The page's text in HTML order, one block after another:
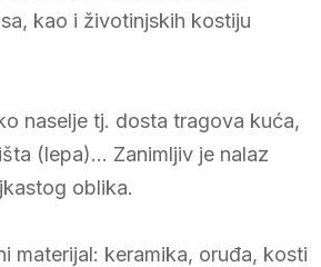
kao i životinjskih kostiju
naselje tj. dosta tragova kuća,
(lepa)… Zanimljiv je nalaz
oblika.
materijal: keramika, oruđa, kosti